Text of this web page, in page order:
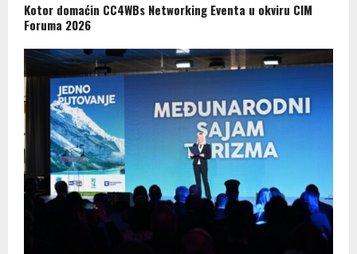
Kotor domaćin CC4WBs Networking Eventa u okviru CIM
Foruma 2026